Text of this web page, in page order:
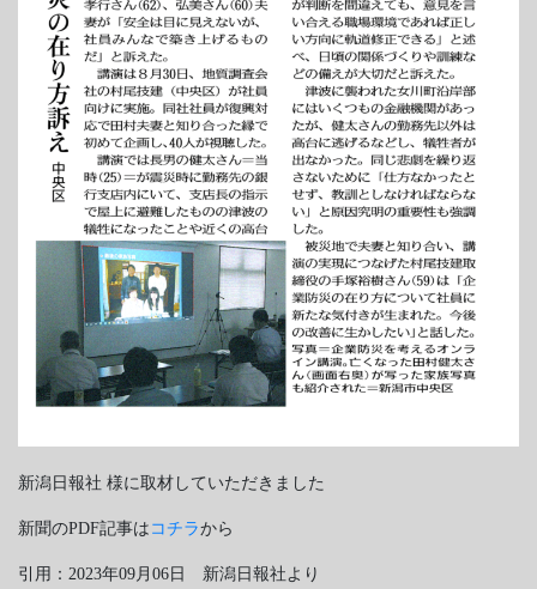
新潟日報社 様に取材していただきました
新聞のPDF記事は コチラから
引用：2023年09月06日 新潟日報社より